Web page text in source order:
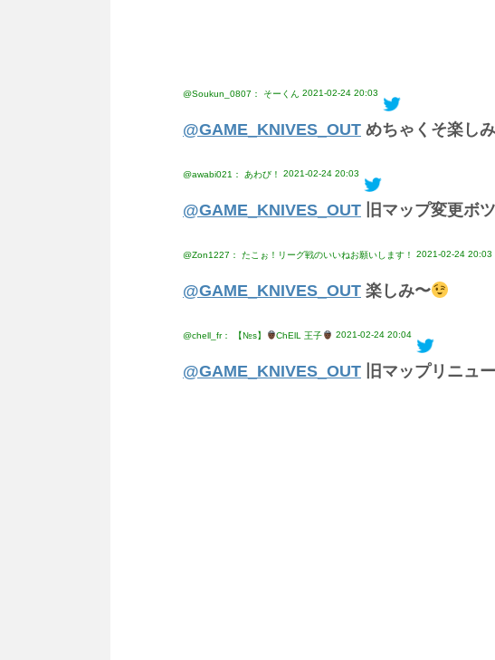
@Soukun_0807： そーくん 2021-02-24 20:03
@GAME_KNIVES_OUT めちゃくそ楽しみ
@awabi021： あわび！ 2021-02-24 20:03
@GAME_KNIVES_OUT 旧マップ変更ボ
@Zon1227： たこぉ！リーグ戦のいいねお願いします！ 2021-02-24 20:03
@GAME_KNIVES_OUT 楽しみ〜
@chell_fr： 【№s】 ChElL 王子 2021-02-24 20:04
@GAME_KNIVES_OUT 旧マップリニュ